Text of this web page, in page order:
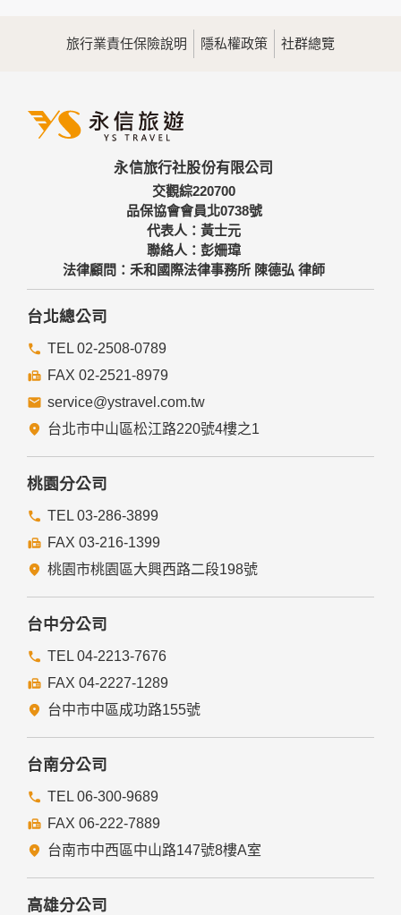
為提供精確的服務，我們會將收集的問卷調查內容進行統計與
分析，分析結果之統計數據或說明文字呈現，除供內部研究
三、資料之保護
備及必要的安全防護措施，加以保護網站及您的個人資料採用
嚴格的保護措施，只由經過授權的人員才能接觸您的個人資
料，相關處理人員皆簽有保密合約，如有違反保密義務者，將
會受到相關的法律處分。
如因業務需要有必要委託其他單位提供服務時，本網站亦會嚴
格要求其遵守保密義務，並且採取必要檢查程序以確定其將確
實遵守。
四、網站對外的相關連結
提供的連結，點選進入其他網站。但該連結網站不適用本網站
的隱私權保護政策，您必須參考該連結網站中的隱私權保護政
策。
五、與第三人共用個人資料之政策
本網站絕不會提供、交換、出租或出售任何您的個人資料給其
他個人、團體、私人企業或公務機關，但有法律依據或合約義
務者，不在此限。
前項但書之情形包括不限於：
經由您書面同意。
法律明文規定。
與公務機關或學術研究機構合作，基於公共利益為統計或學術
研究而有必要，且資料經過提供者處理或蒐集者依其揭露方式
無從識別特定之當事人。
當您在網站的行為，違反服務條款或可能損害或妨礙網站與其
揭露您的個人資料是為了辨識、聯絡或採取法律行動所必要
者。
本網站委託廠商協助蒐集、處理或利用您的個人資料時，將對
委外廠商或個人善盡監督管理之責。
六、Cookie之使用
為了提供您最佳的服務，本網站會在您的電腦中放置並取用我
們的Cookie，若您不願接受Cookie的寫入，您可在您使用的
瀏覽器功能項中設定隱私權等級為高，即可拒絕Cookie的寫
七、隱私權保護政策之修正
旅行業責任保險說明 隱私權政策 社群總覽
永信旅行社股份有限公司
交觀綜220700
品保協會會員北0738號
代表人：黃士元
聯絡人：彭姍瑋
法律顧問：禾和國際法律事務所 陳德弘 律師
台北總公司
TEL 02-2508-0789
FAX 02-2521-8979
service@ystravel.com.tw
台北市中山區松江路220號4樓之1
桃園分公司
TEL 03-286-3899
FAX 03-216-1399
桃園市桃園區大興西路二段198號
台中分公司
TEL 04-2213-7676
FAX 04-2227-1289
台中市中區成功路155號
台南分公司
TEL 06-300-9689
FAX 06-222-7889
台南市中西區中山路147號8樓A室
高雄分公司